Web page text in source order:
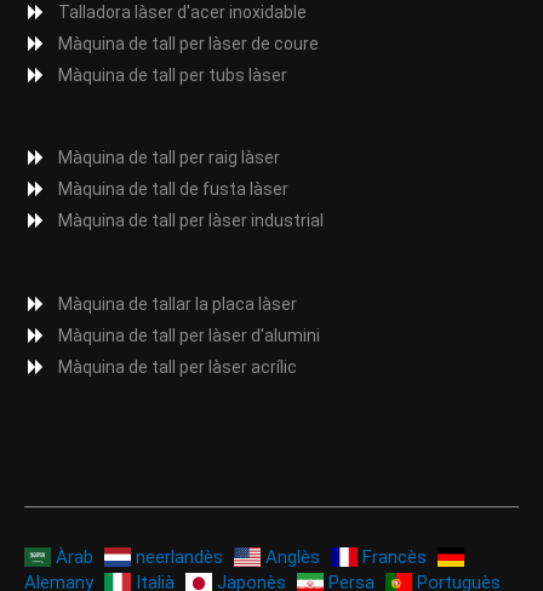
Talladora làser d'acer inoxidable
Màquina de tall per làser de coure
Màquina de tall per tubs làser
Màquina de tall per raig làser
Màquina de tall de fusta làser
Màquina de tall per làser industrial
Màquina de tallar la placa làser
Màquina de tall per làser d'alumini
Màquina de tall per làser acrílic
Àrab neerlandès Anglès
Francès
Alemany
Italià Japonès Persa Portuguès